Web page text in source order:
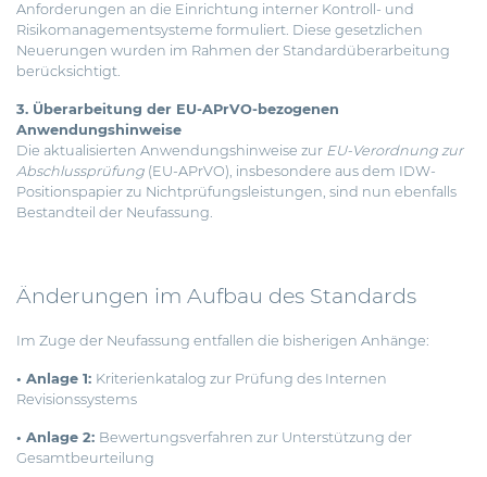
Anforderungen an die Einrichtung interner Kontroll- und
Risikomanagementsysteme formuliert. Diese gesetzlichen
Neuerungen wurden im Rahmen der Standardüberarbeitung
berücksichtigt.
3. Überarbeitung der EU-APrVO-bezogenen
Anwendungshinweise
Die aktualisierten Anwendungshinweise zur EU-Verordnung zur
Abschlussprüfung (EU-APrVO), insbesondere aus dem IDW-
Positionspapier zu Nichtprüfungsleistungen, sind nun ebenfalls
Bestandteil der Neufassung.
Änderungen im Aufbau des Standards
Im Zuge der Neufassung entfallen die bisherigen Anhänge:
• Anlage 1: Kriterienkatalog zur Prüfung des Internen
Revisionssystems
• Anlage 2: Bewertungsverfahren zur Unterstützung der
Gesamtbeurteilung